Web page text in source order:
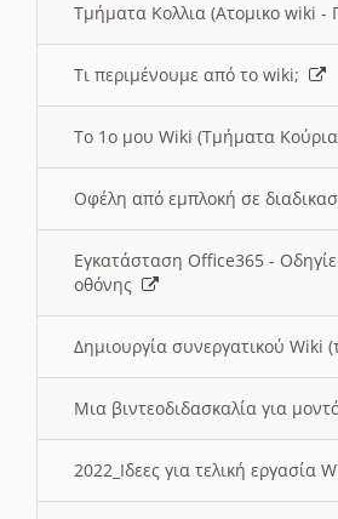
Τμήματα Κολλια (Ατομικο wiki
Τι περιμένουμε από το wiki;
Το 1ο μου Wiki (Τμήματα
Οφέλη από εμπλοκή σε
Εγκατάσταση Office365 -
οθόνης
Δημιουργία συνεργατικού Wiki
Μια βιντεοδιδασκαλία για
2022_Ιδεες για τελική εργασία